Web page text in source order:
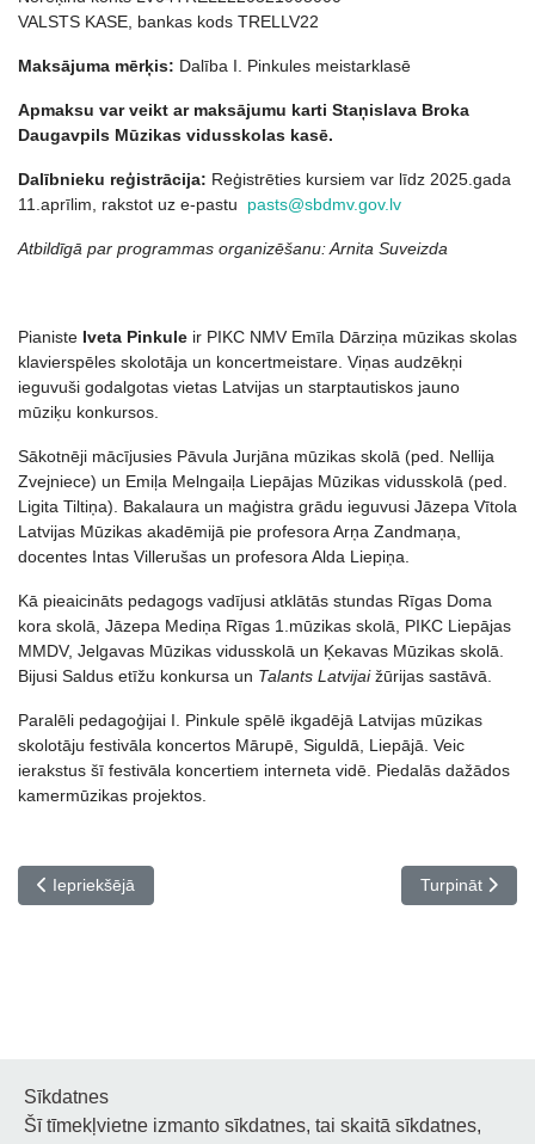
VALSTS KASE, bankas kods TRELLV22
Maksājuma mērķis: Dalība I. Pinkules meistarklasē
Apmaksu var veikt ar maksājumu karti Staņislava Broka
Daugavpils Mūzikas vidusskolas kasē.
Dalībnieku reģistrācija: Reģistrēties kursiem var līdz 2025.gada
11.aprīlim, rakstot uz e-pastu pasts@sbdmv.gov.lv
Atbildīgā par programmas organizēšanu: Arnita Suveizda
Pianiste Iveta Pinkule ir PIKC NMV Emīla Dārziņa mūzikas skolas
klavierspēles skolotāja un koncertmeistare. Viņas audzēkņi
ieguvuši godalgotas vietas Latvijas un starptautiskos jauno
mūziķu konkursos.
Sākotnēji mācījusies Pāvula Jurjāna mūzikas skolā (ped. Nellija
Zvejniece) un Emiļa Melngaiļa Liepājas Mūzikas vidusskolā (ped.
Ligita Tiltiņa). Bakalaura un maģistra grādu ieguvusi Jāzepa Vītola
Latvijas Mūzikas akadēmijā pie profesora Arņa Zandmaņa,
docentes Intas Villerušas un profesora Alda Liepiņa.
Kā pieaicināts pedagogs vadījusi atklātās stundas Rīgas Doma
kora skolā, Jāzepa Mediņa Rīgas 1.mūzikas skolā, PIKC Liepājas
MMDV, Jelgavas Mūzikas vidusskolā un Ķekavas Mūzikas skolā.
Bijusi Saldus etīžu konkursa un Talants Latvijaižūrijas sastāvā.
Paralēli pedagoģijai I. Pinkule spēlē ikgadējā Latvijas mūzikas
skolotāju festivāla koncertos Mārupē, Siguldā, Liepājā. Veic
ierakstus šī festivāla koncertiem interneta vidē. Piedalās dažādos
kamermūzikas projektos.
Iepriekšējais raksts: Pedagogu profesionālās kvalifikācijas
Iepriekšējā Nākamais
Turpināt
Sīkdatnes
Šī tīmekļvietne izmanto sīkdatnes, tai skaitā sīkdatnes,